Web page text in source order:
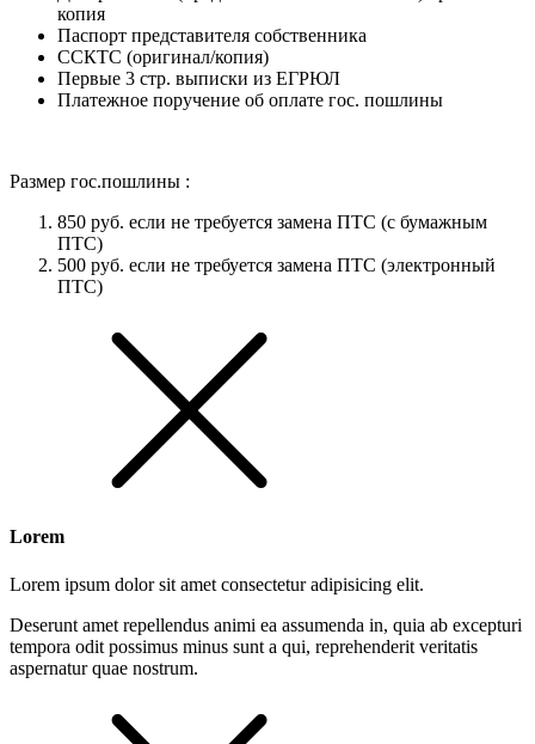
копия
Паспорт представителя собственника
ССКТС (оригинал/копия)
Первые 3 стр. выписки из ЕГРЮЛ
Платежное поручение об оплате гос. пошлины
Размер гос.пошлины :
850 руб. если не требуется замена ПТС (с бумажным
ПТС)
500 руб. если не требуется замена ПТС (электронный
ПТС)
Lorem
Lorem ipsum dolor sit amet consectetur adipisicing elit.
Deserunt amet repellendus animi ea assumenda in, quia ab excepturi
tempora odit possimus minus sunt a qui, reprehenderit veritatis
aspernatur quae nostrum.